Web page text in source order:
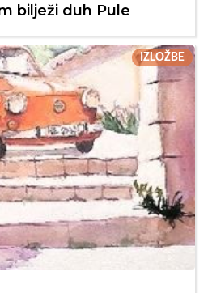
bilježi duh Pule
IZLOŽBE